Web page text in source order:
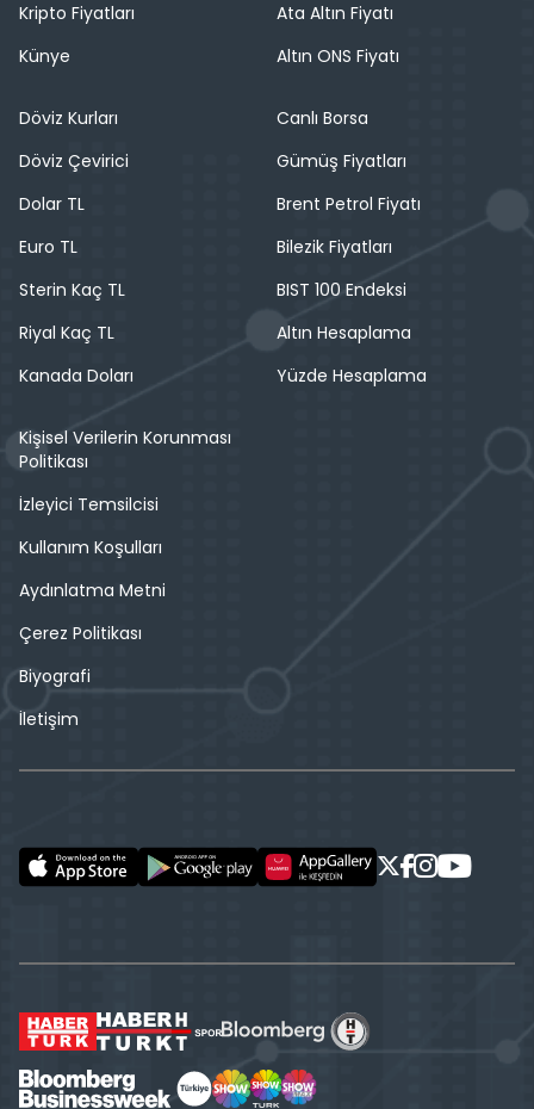
Kripto Fiyatları
Künye
Ata Altın Fiyatı
Altın ONS Fiyatı
Döviz Kurları
Döviz Çevirici
Dolar TL
Euro TL
Sterin Kaç TL
Riyal Kaç TL
Kanada Doları
Canlı Borsa
Gümüş Fiyatları
Brent Petrol Fiyatı
Bilezik Fiyatları
BIST 100 Endeksi
Altın Hesaplama
Yüzde Hesaplama
Kişisel Verilerin Korunması
Politikası
İzleyici Temsilcisi
Kullanım Koşulları
Aydınlatma Metni
Çerez Politikası
Biyografi
İletişim